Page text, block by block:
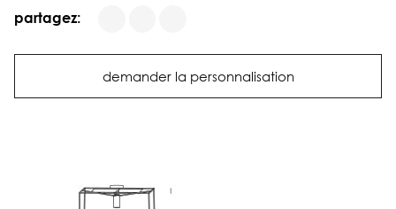
partagez:
demander la personnalisation